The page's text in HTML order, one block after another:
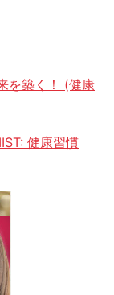
を築く！ (健康
健康習慣